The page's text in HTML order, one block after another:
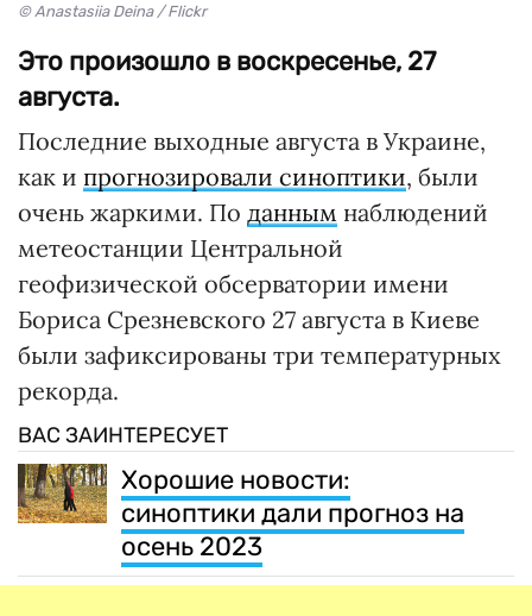
© Anastasiia Deina / Flickr
Это произошло в воскресенье, 27
августа.
Последние выходные августа в Украине,
как и прогнозировали синоптики, были
очень жаркими. По данным наблюдений
метеостанции Центральной
геофизической обсерватории имени
Бориса Срезневского 27 августа в Киеве
были зафиксированы три температурных
рекорда.
ВАС ЗАИНТЕРЕСУЕТ
Хорошие новости:
синоптики дали прогноз на
осень 2023